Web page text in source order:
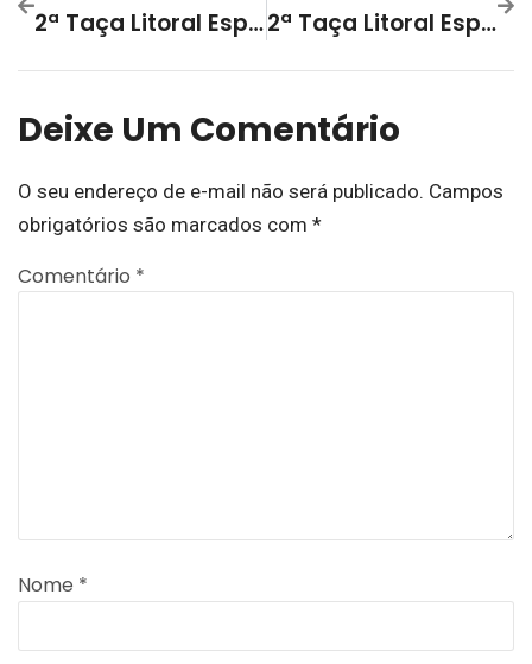
2ª Taça Litoral Esportes – Interfirmas 2024 – 6ª Rodada Finaliza A Primeira Fase E Define Os Cruzamentos Da Fase Quartas De Final 2ª Taça Litoral Esportes – Interfirmas 2024 – Quartas De Final Ocorre Na Terça-Feira (03/12)
Deixe Um Comentário
O seu endereço de e-mail não será publicado. Campos
obrigatórios são marcados com *
Comentário *
Nome *